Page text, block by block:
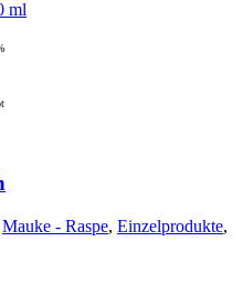
Mauke - Raspe, Einzelprodukte,